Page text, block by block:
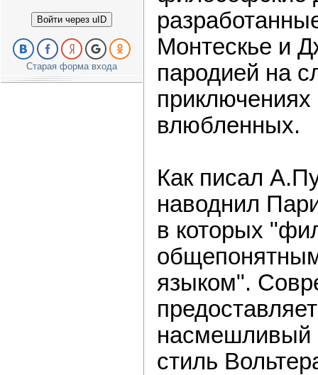
Войти через uID
Старая форма входа
Монтескье и
пародией на
влюбленных.
Как писал
наводнил
в которых
языком".
насмешливый
стиль